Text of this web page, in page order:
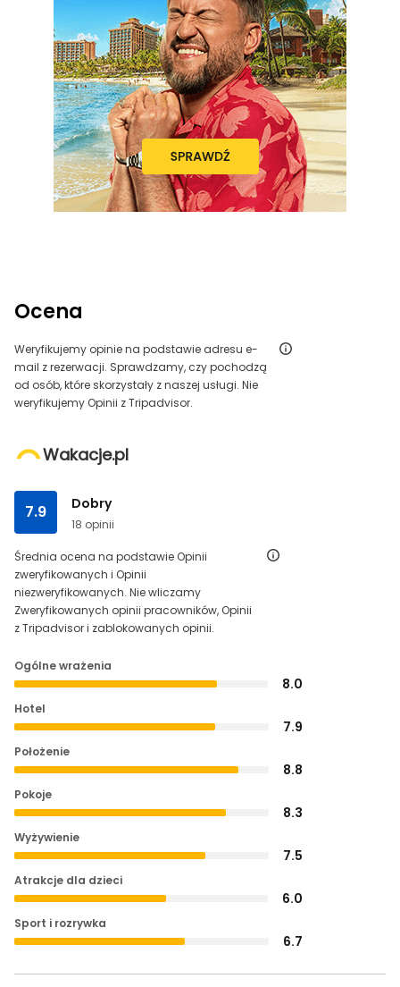
Ocena
Weryfikujemy opinie na podstawie adresu e-
mail z rezerwacji. Sprawdzamy, czy pochodzą
od osób, które skorzystały z naszej usługi. Nie
weryfikujemy Opinii z Tripadvisor.
Wakacje.pl
7.9 Dobry
18 opinii
Średnia ocena na podstawie Opinii
zweryfikowanych i Opinii
niezweryfikowanych. Nie wliczamy
Zweryfikowanych opinii pracowników, Opinii
z Tripadvisor i zablokowanych opinii.
Ogólne wrażenia
8.0
Hotel
7.9
Położenie
8.8
Pokoje
8.3
Wyżywienie
7.5
Atrakcje dla dzieci
6.0
Sport i rozrywka
6.7